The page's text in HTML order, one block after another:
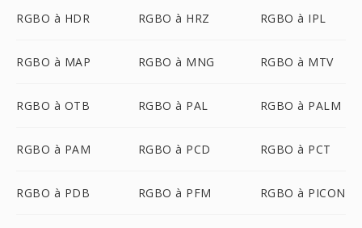
RGBO à HDR RGBO à HRZ RGBO à IPL
RGBO à MAP RGBO à MNG RGBO à MTV
RGBO à OTB RGBO à PAL RGBO à PALM
RGBO à PAM RGBO à PCD RGBO à PCT
RGBO à PDB RGBO à PFM RGBO à PICON